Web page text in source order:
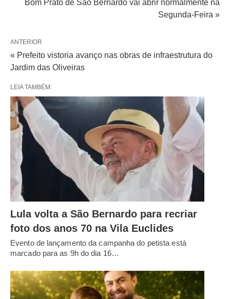
Bom Prato de São Bernardo vai abrir normalmente na
Segunda-Feira »
ANTERIOR
« Prefeito vistoria avanço nas obras de infraestrutura do
Jardim das Oliveiras
LEIA TAMBÉM:
Lula volta a São Bernardo para recriar
foto dos anos 70 na Vila Euclides
Evento de lançamento da campanha do petista está
marcado para as 9h do dia 16…